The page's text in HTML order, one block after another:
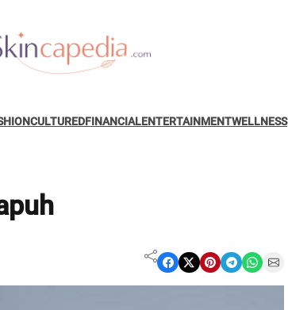
CULTUREDFINANCIALENTERTAINMENTWELLNESS
Share on Facebook Share on X Share on Pinterest Share on Telegram Share on WhatsApp Share on Email